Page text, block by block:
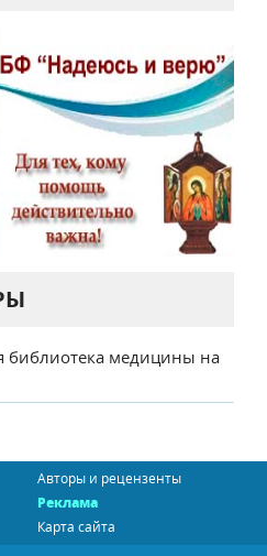
библиотека медицины на
Авторы и рецензенты
Реклама
Карта сайта